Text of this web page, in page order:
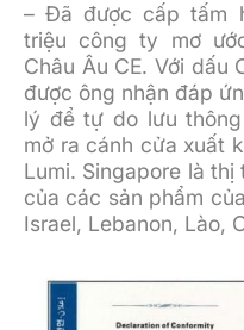
– Đã được cấp tấm
triệu công ty mơ
Châu Âu CE. Với dấu
được ông nhận đáp
lý để tự do lưu
mở ra cánh cửa xuất
Lumi. Singapore là
của các sản phẩm
Israel, Lebanon, Lào,